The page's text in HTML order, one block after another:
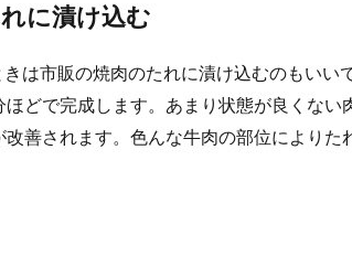
に漬け込む
は市販の焼肉のたれに漬け込むのもいい
どで完成します。あまり状態が良くない
善されます。色んな牛肉の部位によりた